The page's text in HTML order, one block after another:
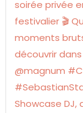
Showcase